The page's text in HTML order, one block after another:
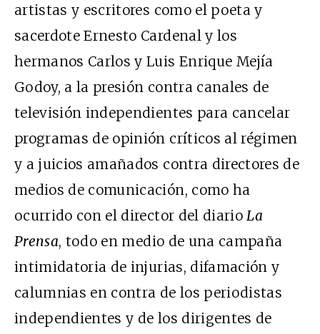
artistas y escritores como el poeta y
sacerdote Ernesto Cardenal y los
hermanos Carlos y Luis Enrique Mejía
Godoy, a la presión contra canales de
televisión independientes para cancelar
programas de opinión críticos al régimen
y a juicios amañados contra directores de
medios de comunicación, como ha
ocurrido con el director del diarioLa
Prensa, todo en medio de una campaña
intimidatoria de injurias, difamación y
calumnias en contra de los periodistas
independientes y de los dirigentes de